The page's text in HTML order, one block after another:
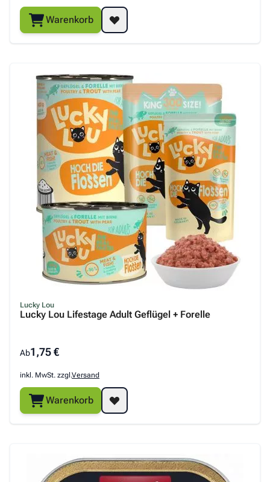
Warenkorb
Lucky Lou
Lucky Lou Lifestage Adult Geflügel + Forelle
Ab1,75 €
inkl. MwSt. zzgl.Versand
Warenkorb